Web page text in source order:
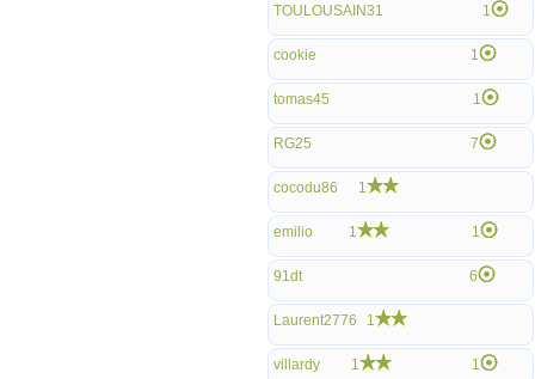
TOULOUSAIN31 1
cookie 1
tomas45 1
RG25 7
cocodu86 1
emilio 1 1
91dt 6
Laurent2776 1
villardy 1 1